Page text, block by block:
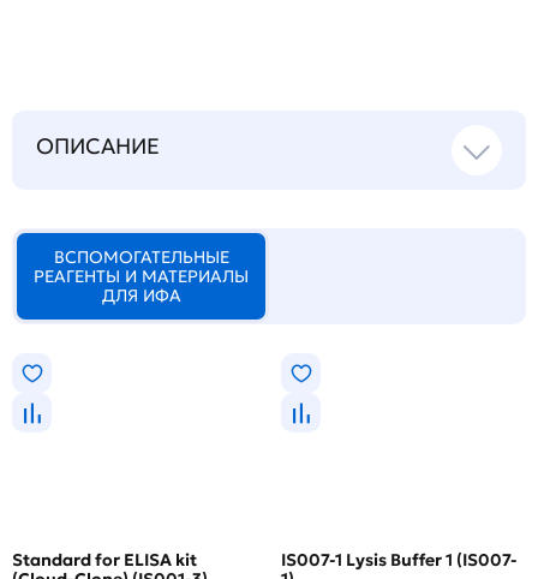
ОПИСАНИЕ
ВСПОМОГАТЕЛЬНЫЕ
РЕАГЕНТЫ И МАТЕРИАЛЫ
ДЛЯ ИФА
Standard for ELISA kit
IS007-1 Lysis Buffer 1 (IS007-